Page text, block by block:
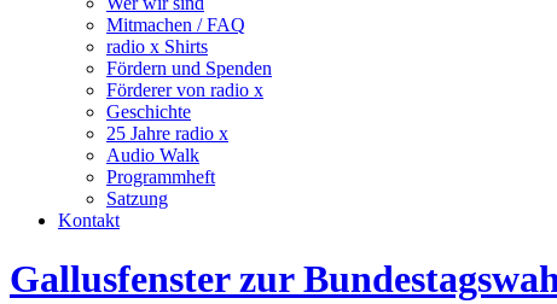
Mitmachen / FAQ
radio x Shirts
Fördern und Spenden
Förderer von radio x
Geschichte
25 Jahre radio x
Audio Walk
Programmheft
Satzung
Kontakt
Gallusfenster zur